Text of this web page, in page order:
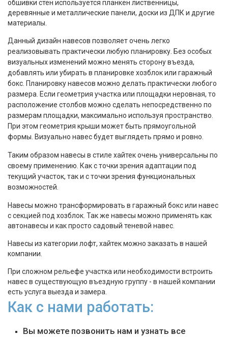
обшивки стен используется планкен лиственницы,
деревянные и металлические панели, доски из ДПК и другие
материалы.
Данный дизайн навесов позволяет очень легко
реализовывать практически любую планировку. Без особых
визуальных изменений можно менять сторону въезда,
добавлять или убирать в планировке хозблок или гаражный
бокс. Планировку навесов можно делать практически любого
размера. Если геометрия участка или площадки неровная, то
расположение столбов можно сделать непосредственно по
размерам площадки, максимально используя пространство.
При этом геометрия крыши может быть прямоугольной
формы. Визуально навес будет выглядеть прямо и ровно.
Таким образом навесы в стиле хайтек очень универсальны по
своему применению. Как с точки зрения адаптации под
текущий участок, так и с точки зрения функциональных
возможностей.
Навесы можно трансформировать в гаражный бокс или навес
с секцией под хозблок. Так же навесы можно применять как
автонавесы и как просто садовый теневой навес.
Навесы из категории лофт, хайтек можно заказать в нашей
компании.
При сложном рельефе участка или необходимости встроить
навес в существующую въездную группу - в нашей компании
есть услуга выезда и замера.
Как с нами работать:
Вы можете позвонить нам и узнать все